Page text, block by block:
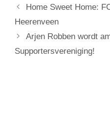
Home Sweet Home:
Heerenveen
Arjen Robben wordt
Supportersvereniging!